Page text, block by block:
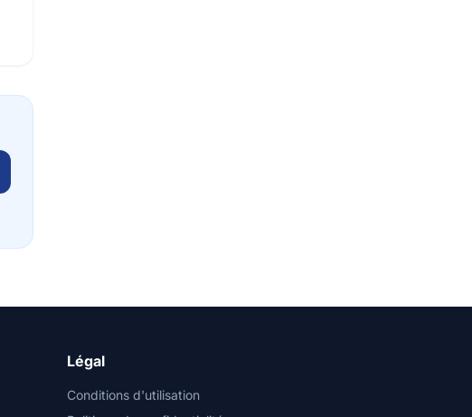
Légal
Conditions d'utilisation